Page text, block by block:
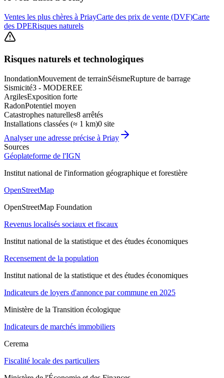
Ventes les plus chères à PriayCarte des prix de vente (DVF)Carte
des DPERisques naturels
Risques naturels et technologiques
InondationMouvement de terrainSéismeRupture de barrage
Sismicité3 - MODEREE
ArgilesExposition forte
RadonPotentiel moyen
Catastrophes naturelles8 arrêtés
Installations classées (≈ 1 km)0 site
Analyser une adresse précise à Priay
Sources
Géoplateforme de l'IGN
Institut national de l'information géographique et forestière
OpenStreetMap
OpenStreetMap Foundation
Revenus localisés sociaux et fiscaux
Institut national de la statistique et des études économiques
Recensement de la population
Institut national de la statistique et des études économiques
Indicateurs de loyers d'annonce par commune en 2025
Ministère de la Transition écologique
Indicateurs de marchés immobiliers
Cerema
Fiscalité locale des particuliers